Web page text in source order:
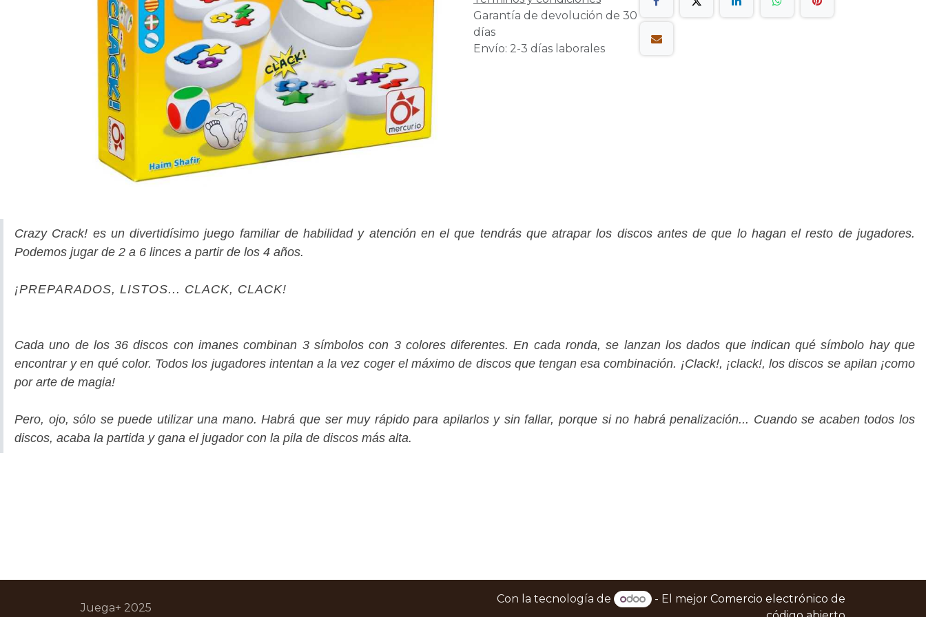
Garantía de devolución de 30
días
Envío: 2-3 días laborales
Crazy Crack! es un divertidísimo juego familiar de habilidad y atención en el que tendrás que atrapar los discos antes de que lo hagan el resto de jugadores.
Podemos jugar de 2 a 6 linces a partir de los 4 años.
¡PREPARADOS, LISTOS... CLACK, CLACK!
Cada uno de los 36 discos con imanes combinan 3 símbolos con 3 colores diferentes. En cada ronda, se lanzan los dados que indican qué símbolo hay que
encontrar y en qué color. Todos los jugadores intentan a la vez coger el máximo de discos que tengan esa combinación. ¡Clack!, ¡clack!, los discos se apilan ¡como
por arte de magia!
Pero, ojo, sólo se puede utilizar una mano. Habrá que ser muy rápido para apilarlos y sin fallar, porque si no habrá penalización... Cuando se acaben todos los
discos, acaba la partida y gana el jugador con la pila de discos más alta.
Juega+ 2025
Con la tecnología de - El mejor Comercio electrónico de